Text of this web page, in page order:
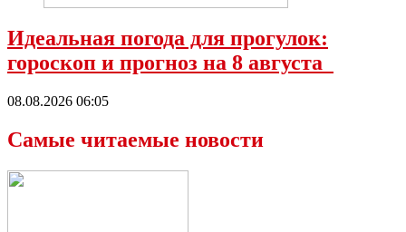
Идеальная погода для прогулок:
гороскоп и прогноз на 8 августа
08.08.2026 06:05
Самые читаемые новости